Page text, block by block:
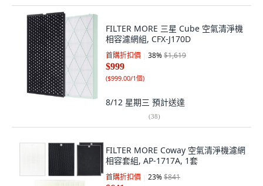
FILTER MORE 三星 Cube 空氣清淨機
相容濾網組, CFX-J170D
首購折扣價 38%$1,619
$999
($999.00/1個)
8/12 星期三 預計送達
(38)
FILTER MORE Coway 空氣清淨機濾網
相容套組, AP-1717A, 1套
首購折扣價 23%$841